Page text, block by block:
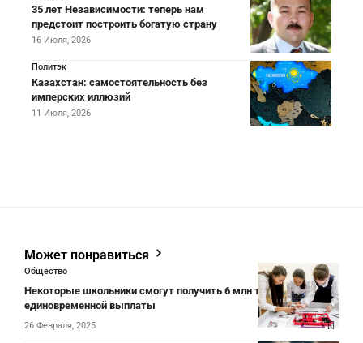
35 лет Независимости: теперь нам
предстоит построить богатую страну
16 Июля, 2026
Политэк
Казахстан: самостоятельность без
имперских иллюзий
11 Июля, 2026
Может понравиться
Общество
Некоторые школьники смогут получить 6 млн тенге
единовременной выплаты
26 Февраля, 2025